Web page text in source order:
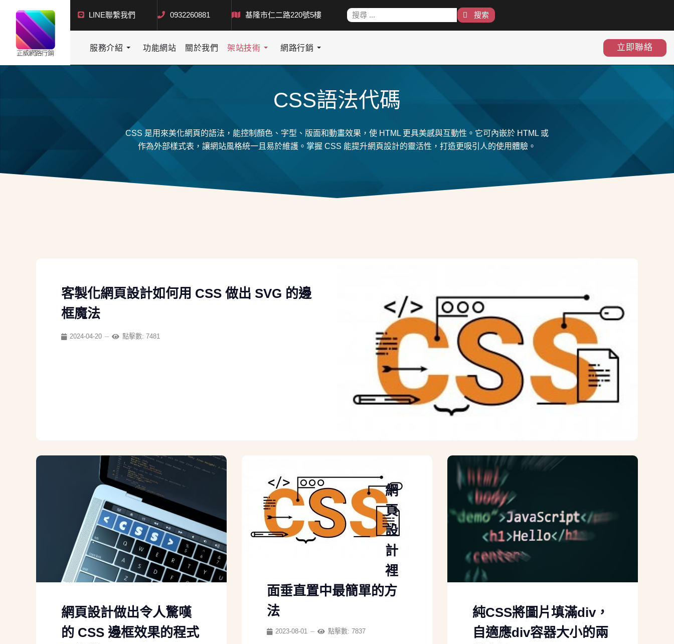
LINE聯繫我們 0932260881 基隆市仁二路220號5樓
搜索
搜索
服務介紹 功能網站 關於我們 架站技術 網路行銷 立即聯絡
CSS語法代碼
CSS 是用來美化網頁的語法，能控制顏色、字型、版面和動畫效果，使 HTML 更具美感與互動性。它可內嵌於 HTML 或
作為外部樣式表，讓網站風格統一且易於維護。掌握 CSS 能提升網頁設計的靈活性，打造更吸引人的使用體驗。
客製化網頁設計如何用 CSS 做出 SVG 的邊
框魔法
2024-04-20 點擊數: 7481
網頁設計做出令人驚嘆
的 CSS 邊框效果的程式
網
頁
設
計
裡
面垂直置中最簡單的方
法
2023-08-01 點擊數: 7837
純CSS將圖片填滿div，
自適應div容器大小的兩